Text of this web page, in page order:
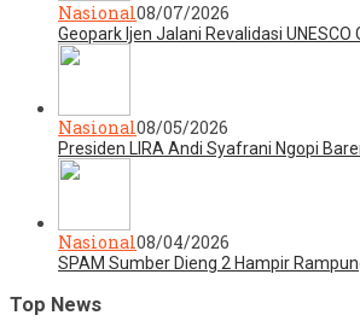
Nasional08/07/2026
Geopark Ijen Jalani Revalidasi UNESCO
Nasional08/05/2026
Presiden LIRA Andi Syafrani Ngopi
Nasional08/04/2026
SPAM Sumber Dieng 2 Hampir
Top News